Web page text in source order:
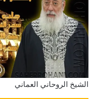
الشيخ الروحاني العماني